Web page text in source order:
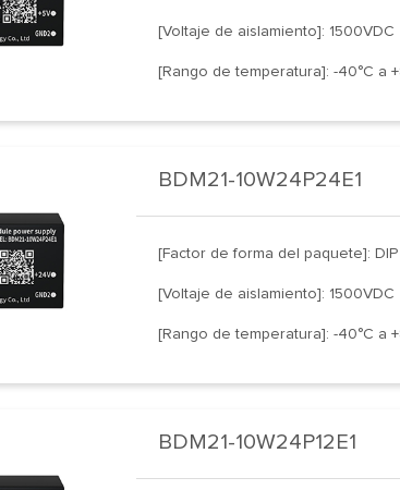
[Voltaje de aislamiento]: 1500VDC
[Rango de temperatura]: -40°C a
BDM21-10W24P24E1
[Factor de forma del paquete]: DIP
[Voltaje de aislamiento]: 1500VDC
[Rango de temperatura]: -40°C a
BDM21-10W24P12E1